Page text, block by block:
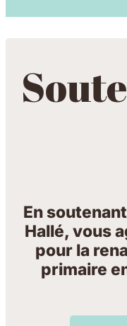
En
Hallé, vous
pour la
primaire